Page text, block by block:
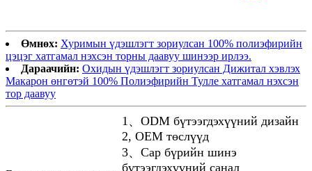
Өмнөх: Хуримын үдэшлэгт зориулсан 100% полиэфирийн
цэцэг хатгамал нэхсэн торны даавуу шинээр ирлээ.
Дараачийн: Охидын үдэшлэгт зориулсан Дижитал хэвлэх
Макарон өнгөтэй 100% Полиэфирийн Тулле хатгамал нэхсэн
тор даавуу
1、ODM бүтээгдэхүүний дизайн
2, OEM төслүүд
3、Сар бүрийн шинэ
бүтээгдэхүүний санал